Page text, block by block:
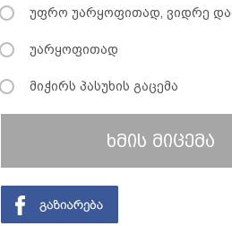
უფრო უარყოფითად, ვიდრე
უარყოფითად
მიჭირს პასუხის გაცემა
ხმის მიცემა